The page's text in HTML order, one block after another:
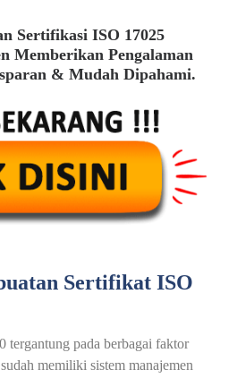
Sertifikasi ISO 17025
Memberikan Pengalaman
& Mudah Dipahami.
Sertifikat ISO
tergantung pada berbagai faktor
memiliki sistem manajemen